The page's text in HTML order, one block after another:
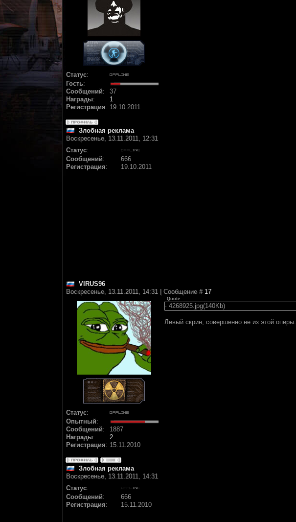
Статус:
Гость:
Сообщений:
37
Награды:
1
Регистрация: 19.10.2011
Злобная реклама
Воскресенье, 13.11.2011, 12:31
Статус:
Сообщений:
666
Регистрация: 19.10.2011
VIRUS96
Воскресенье, 13.11.2011, 14:31 | Сообщение # 17
Статус:
Опытный:
Сообщений:
1887
Награды:
2
Регистрация: 15.11.2010
Quote
· 4268925.jpg(140Kb)
Левый скрин, совершенно не из этой оперы.
Злобная реклама
Воскресенье, 13.11.2011, 14:31
Статус:
Сообщений:
666
Регистрация: 15.11.2010